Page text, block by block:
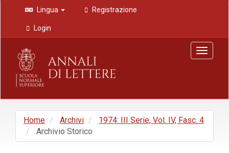
Navigazione
principale
Contenuto
principale
Barra
laterale
Lingua Registrazione
Login
Toggle
Home Archivi
1974: III Serie, Vol. IV, Fasc. 4
Archivio Storico